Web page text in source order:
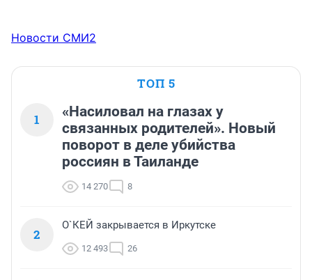
Новости СМИ2
ТОП 5
1
«Насиловал на глазах у
связанных родителей». Новый
поворот в деле убийства
россиян в Таиланде
14 270 8
2
О`КЕЙ закрывается в Иркутске
12 493 26